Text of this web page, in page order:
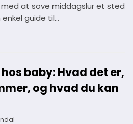
at sove middagslur et sted
guide til…
baby: Hvad det er,
og hvad du kan